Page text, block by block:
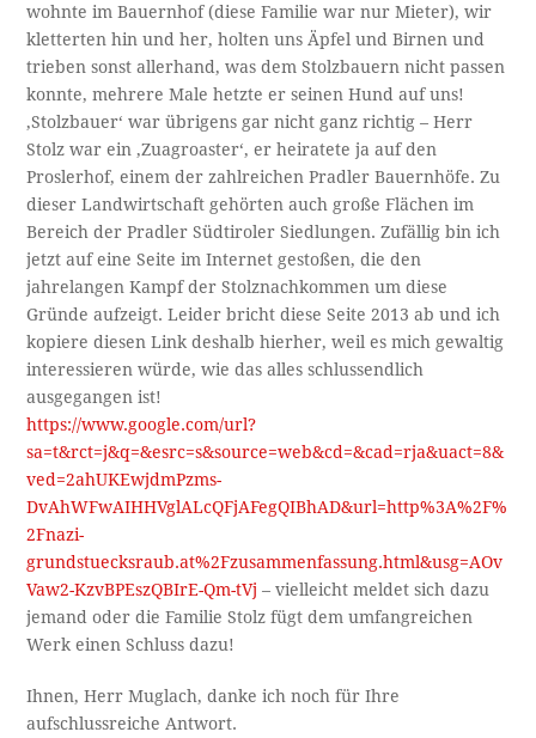
wohnte im Bauernhof (diese Familie war nur Mieter), wir
kletterten hin und her, holten uns Äpfel und Birnen und
trieben sonst allerhand, was dem Stolzbauern nicht passen
konnte, mehrere Male hetzte er seinen Hund auf uns!
‚Stolzbauer‘ war übrigens gar nicht ganz richtig – Herr
Stolz war ein ‚Zuagroaster‘, er heiratete ja auf den
Proslerhof, einem der zahlreichen Pradler Bauernhöfe. Zu
dieser Landwirtschaft gehörten auch große Flächen im
Bereich der Pradler Südtiroler Siedlungen. Zufällig bin ich
jetzt auf eine Seite im Internet gestoßen, die den
jahrelangen Kampf der Stolznachkommen um diese
Gründe aufzeigt. Leider bricht diese Seite 2013 ab und ich
kopiere diesen Link deshalb hierher, weil es mich gewaltig
interessieren würde, wie das alles schlussendlich
ausgegangen ist!
https://www.google.com/url?
sa=t&rct=j&q=&esrc=s&source=web&cd=&cad=rja&uact=8&
ved=2ahUKEwjdmPzms-
DvAhWFwAIHHVglALcQFjAFegQIBhAD&url=http%3A%2F%
2Fnazi-
grundstuecksraub.at%2Fzusammenfassung.html&usg=AOv
Vaw2-KzvBPEszQBIrE-Qm-tVj – vielleicht meldet sich dazu
jemand oder die Familie Stolz fügt dem umfangreichen
Werk einen Schluss dazu!
Ihnen, Herr Muglach, danke ich noch für Ihre
aufschlussreiche Antwort.